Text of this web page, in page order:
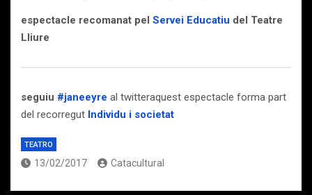
espectacle recomanat pel Servei Educatiu del Teatre
Lliure
seguiu #janeeyre al twitteraquest espectacle forma part
del recorregut Individu i societat
TEATRO
13/02/2017 Catacultural